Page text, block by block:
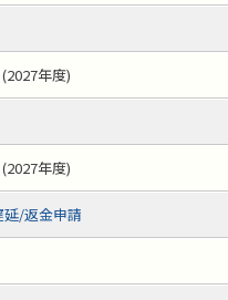
年度)
年度)
延/返金申請